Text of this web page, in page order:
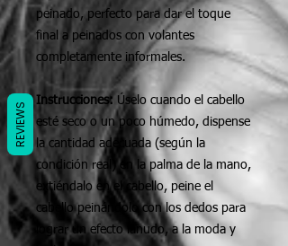
peinado, perfecto para dar el toque
final a peinados con volantes
completamente informales.
Instrucciones: Úselo cuando el cabello
esté seco o un poco húmedo, dispense
la cantidad adecuada (según la
condición real) en la palma de la mano,
extiéndalo en el cabello, peine el
cabello peinándolo con los dedos para
lograr un efecto lanudo, a la moda y
REVIEWS